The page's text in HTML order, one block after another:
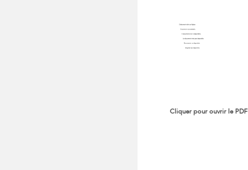
Cliquer pour ouvrir le PDF